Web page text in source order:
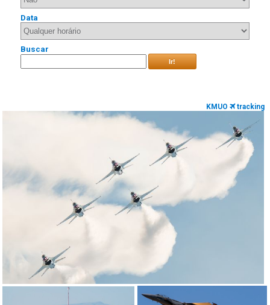
Data
Buscar
Ir!
KMUO tracking